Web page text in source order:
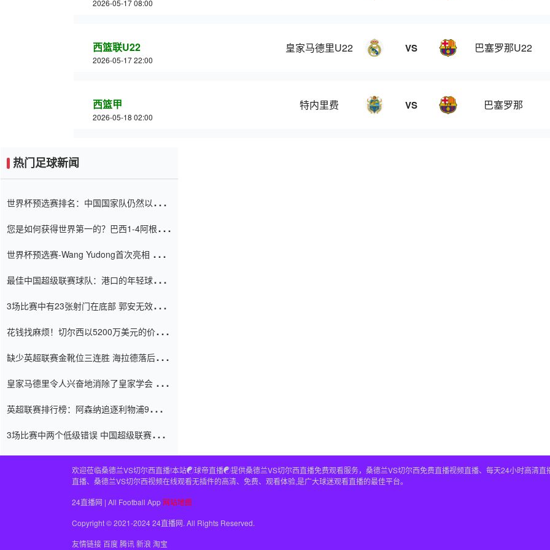
2026-05-17 08:00
西篮联U22
2026-05-17 22:00
皇家马德里U22 VS 巴塞罗那U22
西篮甲
2026-05-18 02:00
特内里费 VS 巴塞罗那
热门足球新闻
世界杯预选赛排名：中国国家队仍然以6分
您是如何获得世界第一的？巴西1-4阿根
世界杯预选赛-Wang Yudong首次亮相 中国
最佳中国超级联赛球队：港口的年轻球员在
（Taishan）
3场比赛中有23张射门在底部 郭安无效传球
花钱找麻烦！切尔西以5200万美元的价格
窗口
缺少英超联赛金靴位三连胜 海拉德落后6球
皇家马德里令人兴奋地消除了皇家学会 安
英超联赛排行榜：阿森纳追逐利物浦9分 曼
3场比赛中两个低级错误 中国超级联赛的前
欢迎莅临桑德兰VS切尔西直播!本站☯球帝直播☯提供桑德兰VS切尔西直播免费观看服务，桑德兰VS切尔西免费直播视频直播、每天24小时高清
直播、桑德兰VS切尔西视频在线观看无插件的高清、免费、观看体验,是广大球迷观看直播的最佳平台。
24直播网 | All Football App 网站地图
Copyright © 2021-2024 24直播网. All Rights Reserved.
友情链接百度腾讯新浪 淘宝